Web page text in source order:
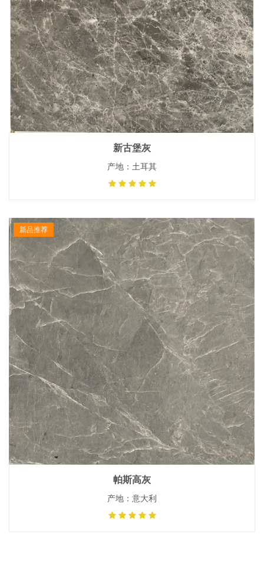
新古堡灰
产地：土耳其
新品推荐
帕斯高灰
产地：意大利